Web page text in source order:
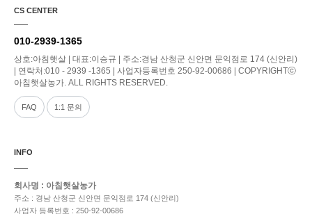
CS CENTER
010-2939-1365
상호:아침햇살 | 대표:이승규 | 주소:경남 산청군 신안면 문익점로 174 (신안리)
| 연락처:010 - 2939 -1365 | 사업자등록번호 250-92-00686 | COPYRIGHTⓒ
아침햇살농가. ALL RIGHTS RESERVED.
FAQ 1:1 문의
INFO
회사명 : 아침햇살농가
주소 : 경남 산청군 신안면 문익점로 174 (신안리)
사업자 등록번호 : 250-92-00686